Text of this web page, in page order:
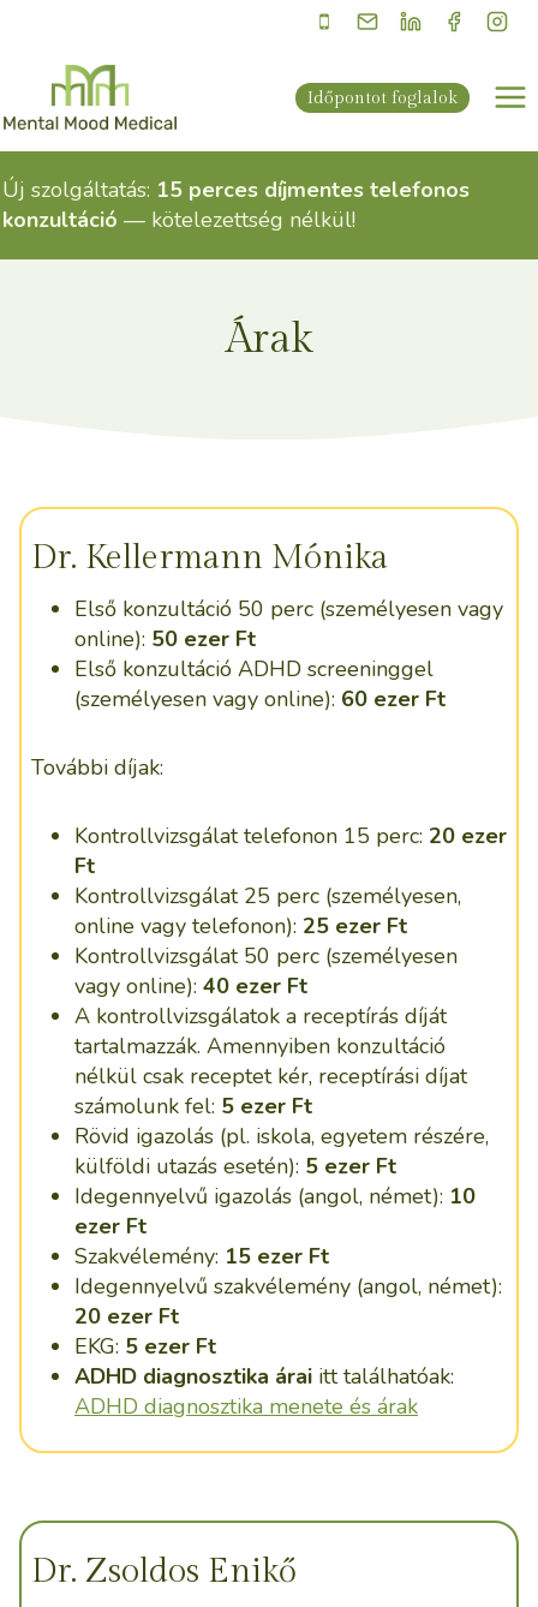
content
Időpontot foglalok
Új szolgáltatás: 15 perces díjmentes telefonos
konzultáció — kötelezettség nélkül!
Árak
Dr. Kellermann Mónika
Első konzultáció 50 perc (személyesen vagy
online): 50 ezer Ft
Első konzultáció ADHD screeninggel
(személyesen vagy online): 60 ezer Ft
További díjak:
Kontrollvizsgálat telefonon 15 perc: 20 ezer
Ft
Kontrollvizsgálat 25 perc (személyesen,
online vagy telefonon): 25 ezer Ft
Kontrollvizsgálat 50 perc (személyesen
vagy online): 40 ezer Ft
A kontrollvizsgálatok a receptírás díját
tartalmazzák. Amennyiben konzultáció
nélkül csak receptet kér, receptírási díjat
számolunk fel: 5 ezer Ft
Rövid igazolás (pl. iskola, egyetem részére,
külföldi utazás esetén): 5 ezer Ft
Idegennyelvű igazolás (angol, német): 10
ezer Ft
Szakvélemény: 15 ezer Ft
Idegennyelvű szakvélemény (angol, német):
20 ezer Ft
EKG: 5 ezer Ft
ADHD diagnosztika árai itt találhatóak:
ADHD diagnosztika menete és árak
Dr. Zsoldos Enikő